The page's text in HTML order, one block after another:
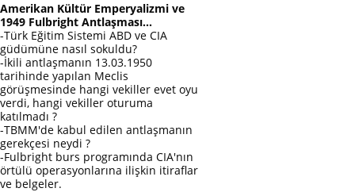
Amerikan Kültür Emperyalizmi ve
1949 Fulbright Antlaşması...
-Türk Eğitim Sistemi ABD ve CIA
güdümüne nasıl sokuldu?
-İkili antlaşmanın 13.03.1950
tarihinde yapılan Meclis
görüşmesinde hangi vekiller evet oyu
verdi, hangi vekiller oturuma
katılmadı ?
-TBMM'de kabul edilen antlaşmanın
gerekçesi neydi ?
-Fulbright burs programında CIA'nın
örtülü operasyonlarına ilişkin itiraflar
ve belgeler.